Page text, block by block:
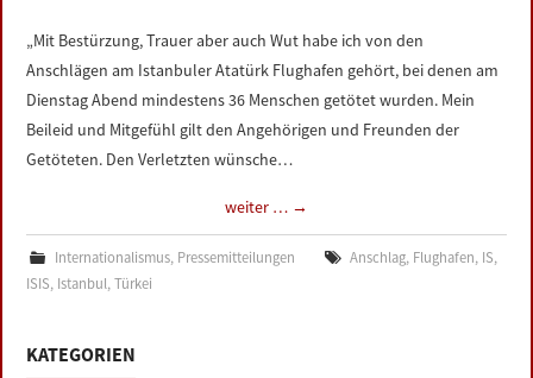
IMPRESSUM
„Mit Bestürzung, Trauer aber auch Wut habe ich von den
Anschlägen am Istanbuler Atatürk Flughafen gehört, bei denen am
Dienstag Abend mindestens 36 Menschen getötet wurden. Mein
Beileid und Mitgefühl gilt den Angehörigen und Freunden der
Getöteten. Den Verletzten wünsche…
weiter … →
Internationalismus, Pressemitteilungen Anschlag, Flughafen, IS,
ISIS, Istanbul,Türkei
KATEGORIEN